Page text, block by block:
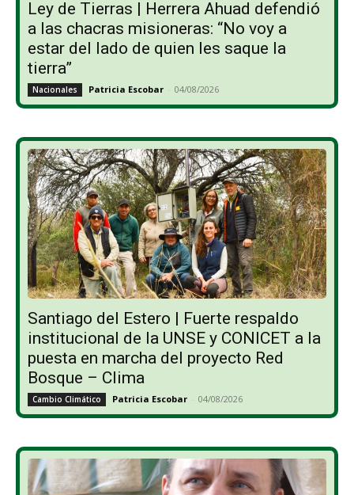
Ley de Tierras | Herrera Ahuad defendió
a las chacras misioneras: “No voy a
estar del lado de quien les saque la
tierra”
Nacionales Patricia Escobar - 04/08/2026
Santiago del Estero | Fuerte respaldo
institucional de la UNSE y CONICET a la
puesta en marcha del proyecto Red
Bosque – Clima
Cambio Climático Patricia Escobar - 04/08/2026